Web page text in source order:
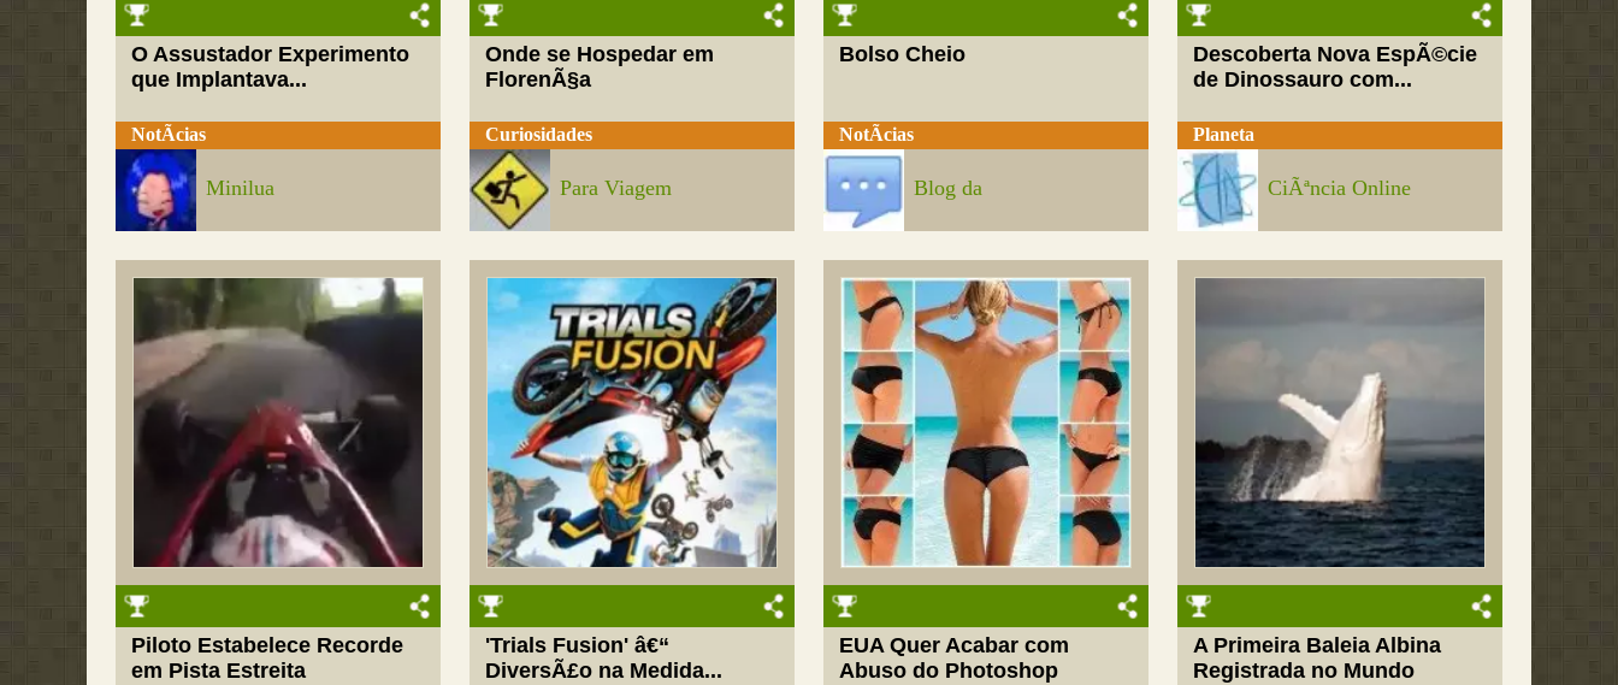
O Assustador Experimento
que Implantava...
NotÃ­cias
Minilua
Onde se Hospedar em
FlorenÃ§a
Curiosidades
Para Viagem
Bolso Cheio
NotÃ­cias
Blog da
Descoberta Nova EspÃ©cie
de Dinossauro com...
Planeta
CiÃªncia Online
Piloto Estabelece Recorde
em Pista Estreita
'Trials Fusion' â€“
DiversÃ£o na Medida...
EUA Quer Acabar com
Abuso do Photoshop
A Primeira Baleia Albina
Registrada no Mundo